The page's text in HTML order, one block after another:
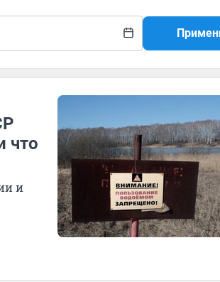
что
и